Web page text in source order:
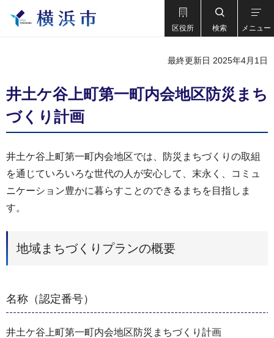
区役所 検索 メニュー
最終更新日 2025年4月1日
井土ケ谷上町第一町内会地区防災まち
づくり計画
井土ケ谷上町第一町内会地区では、防災まちづくりの取組
を通じていろいろな世代の人が安心して、末永く、コミュ
ニケーション豊かに暮らすことのできるまちを目指しま
す。
地域まちづくりプランの概要
名称（認定番号）
井土ケ谷上町第一町内会地区防災まちづくり計画